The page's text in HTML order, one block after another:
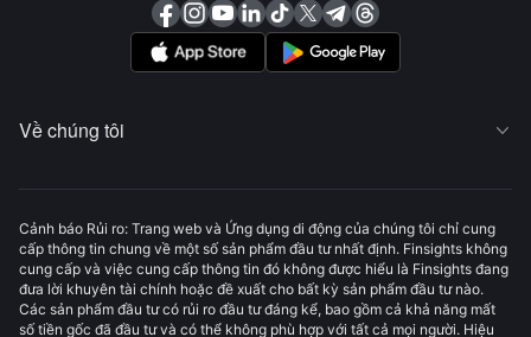
Về chúng tôi 
Cảnh báo Rủi ro: Trang web và Ứng dụng di động của chúng tôi chỉ cung
cấp thông tin chung về một số sản phẩm đầu tư nhất định. Finsights không
cung cấp và việc cung cấp thông tin đó không được hiểu là Finsights đang
đưa lời khuyên tài chính hoặc đề xuất cho bất kỳ sản phẩm đầu tư nào.
Các sản phẩm đầu tư có rủi ro đầu tư đáng kể, bao gồm cả khả năng mất
số tiền gốc đã đầu tư và có thể không phù hợp với tất cả mọi người. Hiệu